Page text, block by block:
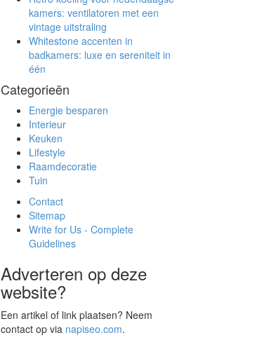
kamers: ventilatoren met een
vintage uitstraling
Whitestone accenten in
badkamers: luxe en sereniteit in
één
Categorieën
Energie besparen
Interieur
Keuken
Lifestyle
Raamdecoratie
Tuin
Contact
Sitemap
Write for Us - Complete
Guidelines
Adverteren op deze
website?
Een artikel of link plaatsen? Neem
contact op via napiseo.com.